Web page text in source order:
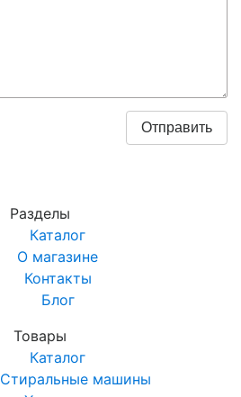
Разделы
Каталог
О магазине
Контакты
Блог
Товары
Каталог
Стиральные машины